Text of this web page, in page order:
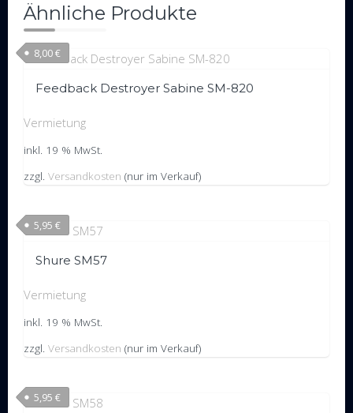
Ähnliche Produkte
Feedback Destroyer Sabine SM-820
8,00€
Vermietung
inkl. 19 % MwSt.
zzgl. Versandkosten (nur im Verkauf)
Shure SM57
5,95 €
Vermietung
inkl. 19 % MwSt.
zzgl. Versandkosten (nur im Verkauf)
5,95 €